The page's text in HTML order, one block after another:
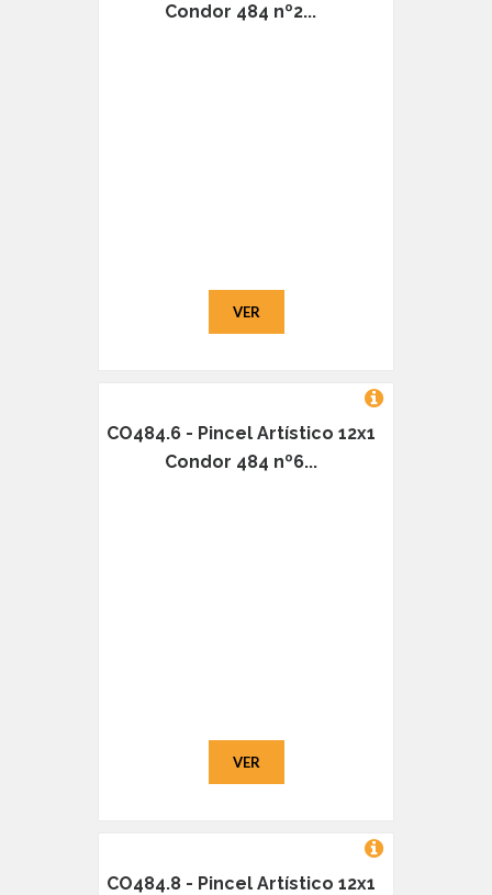
Condor 484 nº2...
VER
CO484.6 - Pincel Artístico 12x1
Condor 484 nº6...
VER
CO484.8 - Pincel Artístico 12x1